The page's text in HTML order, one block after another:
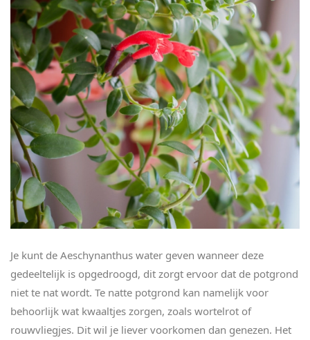
Je kunt de Aeschynanthus water geven wanneer deze
gedeeltelijk is opgedroogd, dit zorgt ervoor dat de potgrond
niet te nat wordt. Te natte potgrond kan namelijk voor
behoorlijk wat kwaaltjes zorgen, zoals wortelrot of
rouwvliegjes. Dit wil je liever voorkomen dan genezen. Het